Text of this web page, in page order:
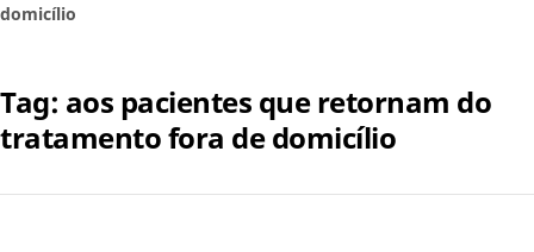
domicílio
Tag: aos pacientes que retornam do
tratamento fora de domicílio